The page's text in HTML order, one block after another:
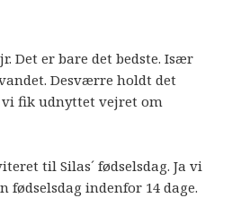
Det er bare det bedste. Især
Desværre holdt det
vi fik udnyttet vejret om
til Silas´ fødselsdag. Ja vi
fødselsdag indenfor 14 dage.